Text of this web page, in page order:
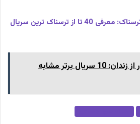
بهترین سریال های ترسناک: معرفی 40 تا از ترسناک ترین سریال
سریال های شبیه فرار از زندان: 10 سریال برتر مشابه